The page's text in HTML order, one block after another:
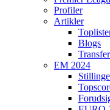
Profiler
Artikler
Blogs
EM 2024